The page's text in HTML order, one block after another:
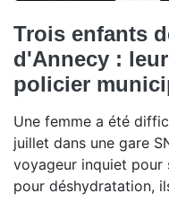
Trois enfants
d'Annecy :
policier
Une femme a été
juillet dans une gare
voyageur inquiet pour
pour déshydratation,